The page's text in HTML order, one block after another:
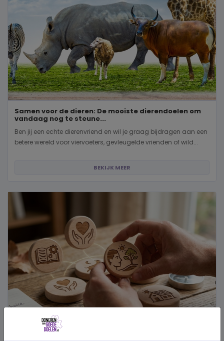
Samen voor de dieren: De mooiste dierendoelen om
vandaag nog te steune...
Ben jij een echte dierenvriend en wil je graag bijdragen aan een
betere wereld voor viervoeters, gevleugelde vrienden of wild...
BEKIJK MEER